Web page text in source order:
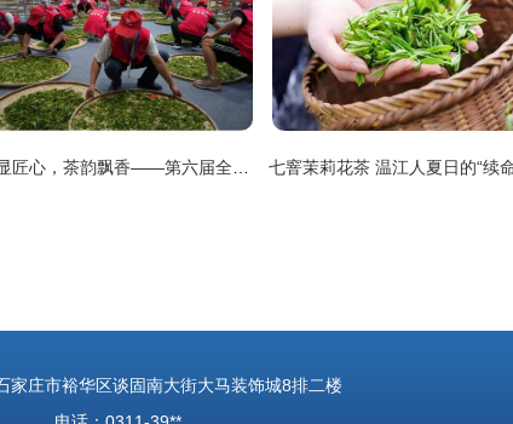
家庄市裕华区谈固南大街大马装饰城8排二楼